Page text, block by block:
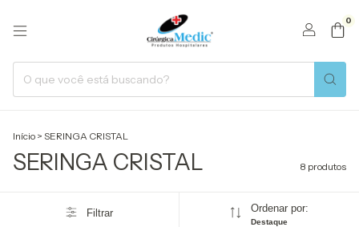
0
Início > SERINGA CRISTAL
SERINGA CRISTAL 8 produtos
Filtrar Ordenar por:
Destaque